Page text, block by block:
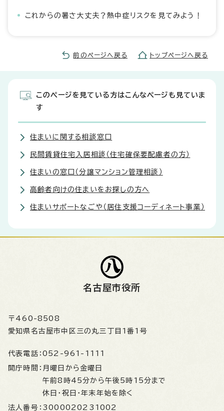
これからの暑さ大丈夫？熱中症リスクを見てみよう！
前のページへ戻る トップページへ戻る
このページを見ている方はこんなページも見ていま
す
住まいに関する相談窓口
民間賃貸住宅入居相談（住宅確保要配慮者の方）
住まいの窓口（分譲マンション管理相談）
高齢者向けの住まいをお探しの方へ
住まいサポートなごや（居住支援コーディネート事業）
名古屋市役所
〒460-8508
愛知県名古屋市中区三の丸三丁目1番1号
代表電話： 052-961-1111
開庁時間： 月曜日から金曜日
午前8時45分から午後5時15分まで
休日・祝日・年末年始を除く
法人番号： 3000020231002